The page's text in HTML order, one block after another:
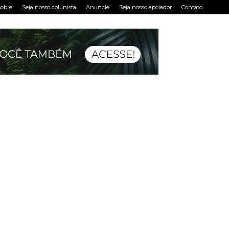
Seja nosso colunista Anuncie Seja nosso apoiador Contato